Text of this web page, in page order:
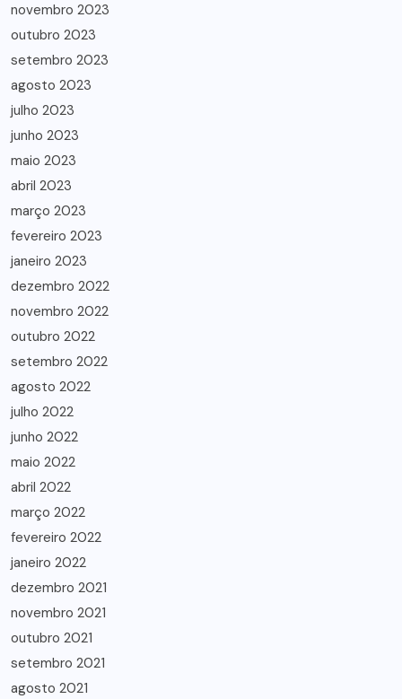
novembro 2023
outubro 2023
setembro 2023
agosto 2023
julho 2023
junho 2023
maio 2023
abril 2023
março 2023
fevereiro 2023
janeiro 2023
dezembro 2022
novembro 2022
outubro 2022
setembro 2022
agosto 2022
julho 2022
junho 2022
maio 2022
abril 2022
março 2022
fevereiro 2022
janeiro 2022
dezembro 2021
novembro 2021
outubro 2021
setembro 2021
agosto 2021